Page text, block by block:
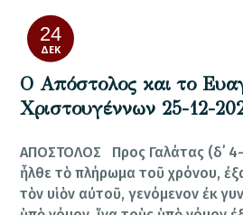
24
ΔΕΚ
Ο Απόστολος και το
Χριστουγέννων 25-12-
ΑΠΟΣΤΟΛΟΣ Προς Γαλάτας (δ΄ 4-
ἦλθε τὸ πλήρωμα τοῦ χρόνου,
τὸν υἱὸν αὐτοῦ, γενόμενον ἐκ